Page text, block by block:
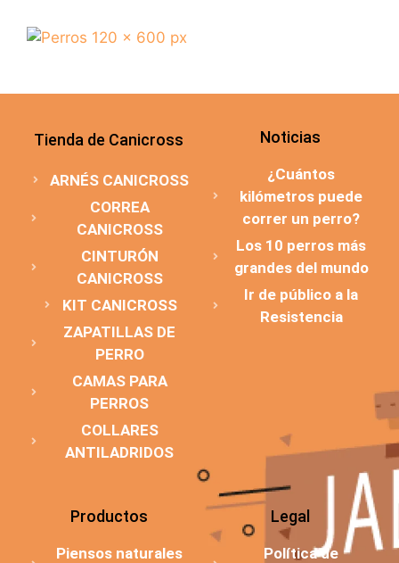
Tienda de Canicross
ARNÉS CANICROSS
CORREA
CANICROSS
CINTURÓN
CANICROSS
KIT CANICROSS
ZAPATILLAS DE
PERRO
CAMAS PARA
PERROS
COLLARES
ANTILADRIDOS
Noticias
¿Cuántos
kilómetros puede
correr un perro?
Los 10 perros más
grandes del mundo
Ir de público a la
Resistencia
Productos
Piensos naturales
Legal
Política de